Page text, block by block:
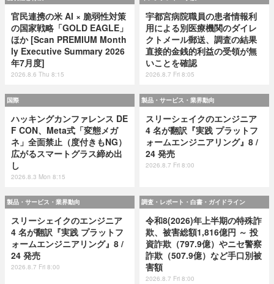
官民連携の米 AI × 脆弱性対策
の国家戦略「GOLD EAGLE」
ほか [Scan PREMIUM Month
ly Executive Summary 2026
年7月度]
2026.8.6 Thu 8:15
宇都宮病院職員の患者情報利
用による別医療機関のダイレ
クトメール郵送、調査の結果
直接的金銭的利益の受領が無
いことを確認
2026.8.7 Fri 8:05
国際
ハッキングカンファレンス DE
F CON、Meta式「変態メガ
ネ」全面禁止（度付きもNG）
広がるスマートグラス締め出
し
2026.8.3 Mon 8:15
製品・サービス・業界動向
スリーシェイクのエンジニア
4 名が翻訳『実践 プラットフ
ォームエンジニアリング』8 /
24 発売
2026.8.7 Fri 8:00
製品・サービス・業界動向
スリーシェイクのエンジニア
4 名が翻訳『実践 プラットフ
ォームエンジニアリング』8 /
24 発売
2026.8.7 Fri 8:00
調査・レポート・白書・ガイドライン
令和8(2026)年上半期の特殊詐
欺、被害総額1,816億円 ～ 投
資詐欺（797.9億）やニセ警察
詐欺（507.9億）など手口別被
害額
2026.8.7 Fri 8:00